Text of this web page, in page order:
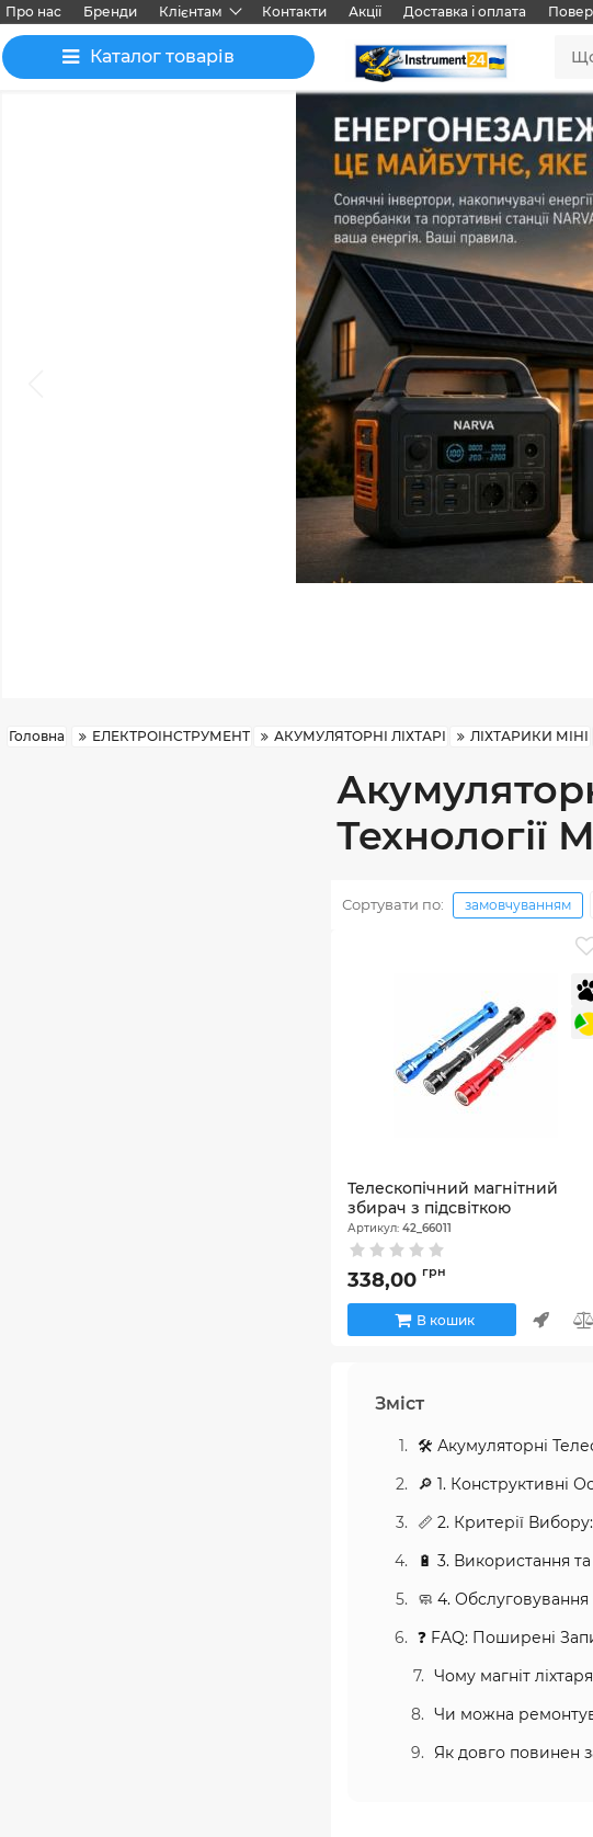
Про нас Бренди Клієнтам Контакти Акції Доставка і оплата
Каталог товарів
Головна ЕЛЕКТРОІНСТРУМЕНТ АКУМУЛЯТОРНІ ЛІХТАРІ ЛІХТАРИКИ МІНІ
Технології
Сортувати по: замовчуванням
Телескопічний магнітний
збирач з підсвіткою
Артикул: 42_66011
338,00 грн
В кошик
Зміст
🛠️ Акумуляторні
🔎 1. Конструктивні
📏 2. Критерії
🔋 3. Використання
🧼 4.
❓ FAQ: Поширені
Чому магніт
Чи можна
Як довго повинен